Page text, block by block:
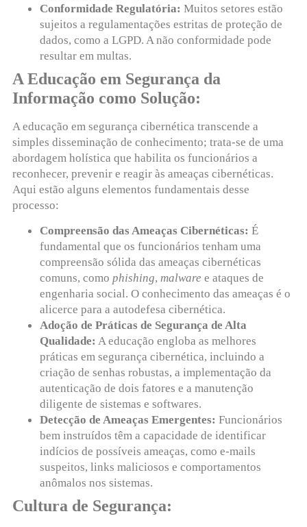
Conformidade Regulatória: Muitos setores estão
sujeitos a regulamentações estritas de proteção de
dados, como a LGPD. A não conformidade pode
resultar em multas.
A Educação em Segurança da
Informação como Solução:
A educação em segurança cibernética transcende a
simples disseminação de conhecimento; trata-se de uma
abordagem holística que habilita os funcionários a
reconhecer, prevenir e reagir às ameaças cibernéticas.
Aqui estão alguns elementos fundamentais desse
processo:
Compreensão das Ameaças Cibernéticas: É
fundamental que os funcionários tenham uma
compreensão sólida das ameaças cibernéticas
comuns, como phishing, malware e ataques de
engenharia social. O conhecimento das ameaças é o
alicerce para a autodefesa cibernética.
Adoção de Práticas de Segurança de Alta
Qualidade: A educação engloba as melhores
práticas em segurança cibernética, incluindo a
criação de senhas robustas, a implementação da
autenticação de dois fatores e a manutenção
diligente de sistemas e softwares.
Detecção de Ameaças Emergentes: Funcionários
bem instruídos têm a capacidade de identificar
indícios de possíveis ameaças, como e-mails
suspeitos, links maliciosos e comportamentos
anômalos nos sistemas.
Cultura de Segurança: